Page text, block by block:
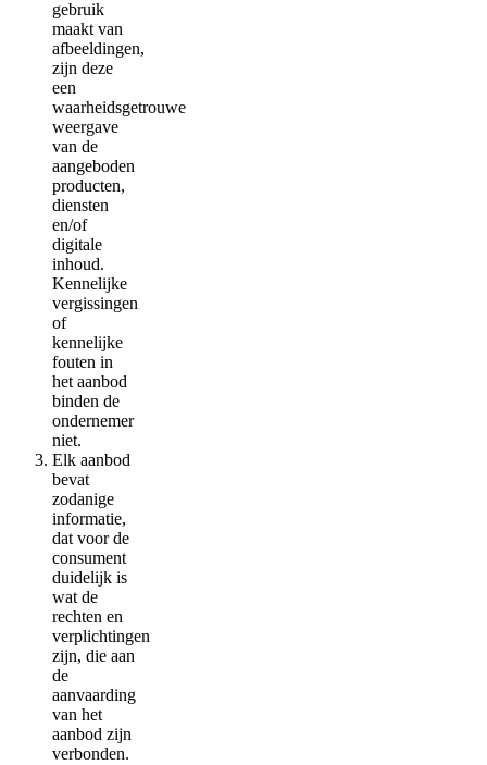
gebruik
maakt van
afbeeldingen,
zijn deze
een
waarheidsgetrouwe
weergave
van de
aangeboden
producten,
diensten
en/of
digitale
inhoud.
Kennelijke
vergissingen
of
kennelijke
fouten in
het aanbod
binden de
ondernemer
niet.
Elk aanbod
bevat
zodanige
informatie,
dat voor de
consument
duidelijk is
wat de
rechten en
verplichtingen
zijn, die aan
de
aanvaarding
van het
aanbod zijn
verbonden.